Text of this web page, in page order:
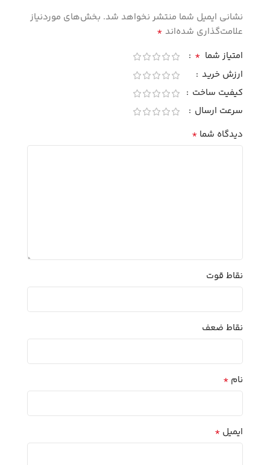
نشانی ایمیل شما منتشر نخواهد شد. بخش‌های موردنیاز
علامت‌گذاری شده‌اند *
امتیاز شما *
ارزش خرید
کیفیت ساخت
سرعت ارسال
دیدگاه شما *
نقاط قوت
نقاط ضعف
نام *
ایمیل *